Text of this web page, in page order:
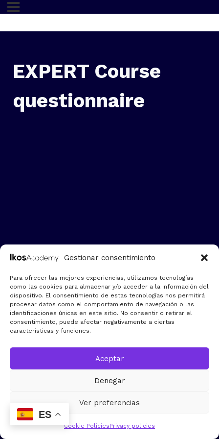
Gestionar consentimiento
Para ofrecer las mejores experiencias, utilizamos tecnologías
como las cookies para almacenar y/o acceder a la información del
dispositivo. El consentimiento de estas tecnologías nos permitirá
procesar datos como el comportamiento de navegación o las
identificaciones únicas en este sitio. No consentir o retirar el
consentimiento, puede afectar negativamente a ciertas
características y funciones.
Aceptar
Denegar
Ver preferencias
Cookie PoliciesPrivacy policies
EXPERT Course
questionnaire
ES